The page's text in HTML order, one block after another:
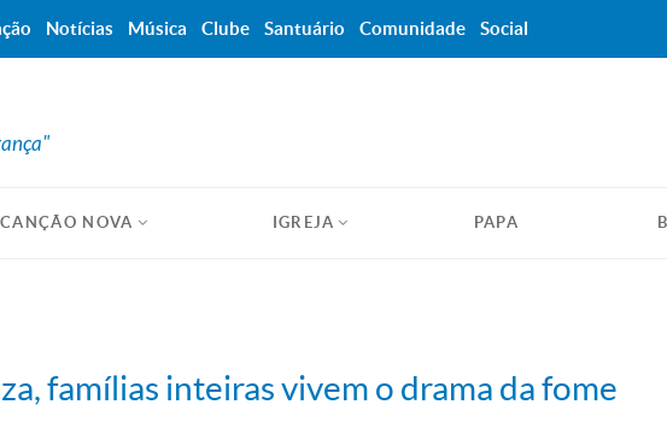
CANÇÃO NOVA IGREJA PAPA
famílias inteiras vivem o drama da fome
Notícias Música Clube Santuário Comunidade Social